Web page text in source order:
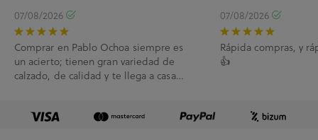
07/08/2026
Comprar en Pablo Ochoa siempre es
un acierto; tienen gran variedad de
calzado, de calidad y te llega a casa
07/08/2026
Rápida compras, y
👍